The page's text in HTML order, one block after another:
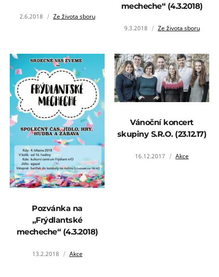
2.6.2018 Ze života sboru
mecheche“ (4.3.2018)
9.3.2018 Ze života sboru
Pozvánka na
„Frýdlantské
mecheche“ (4.3.2018)
13.2.2018 Akce
Vánoční koncert
skupiny S.R.O. (23.12.17)
16.12.2017 Akce